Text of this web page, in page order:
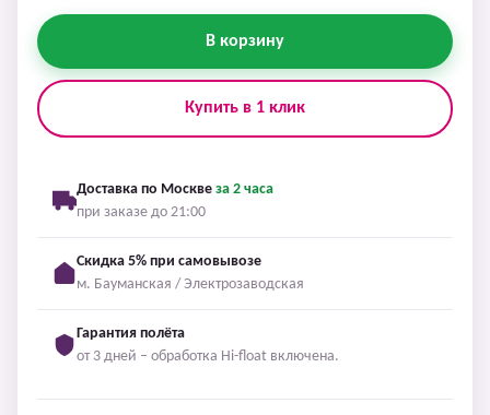
В корзину
Купить в 1 клик
Доставка по Москве за 2 часа
при заказе до 21:00
Скидка 5% при самовывозе
м. Бауманская / Электрозаводская
Гарантия полёта
от 3 дней – обработка Hi-float включена.